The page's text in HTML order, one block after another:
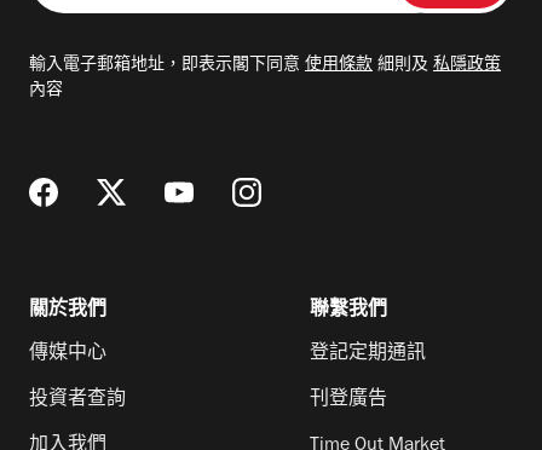
郵
輸入電子郵箱地址，即表示閣下同意 使用條款 細則及 私隱政策
內容
關於我們
傳媒中心
投資者查詢
聯繫我們
登記定期通訊
刊登廣告